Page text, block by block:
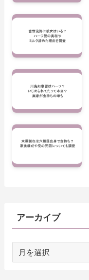
アーカイブ